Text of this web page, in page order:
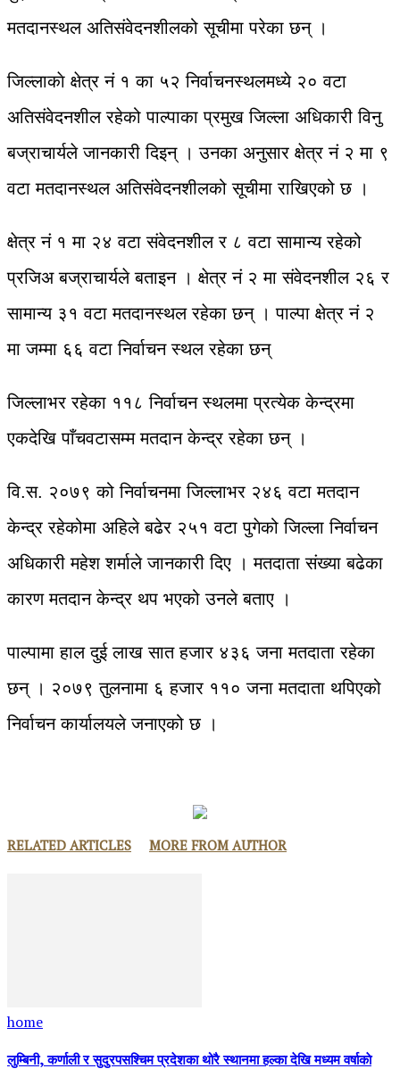
मतदानस्थल अतिसंवेदनशीलको सूचीमा परेका छन् ।
जिल्लाकाे क्षेत्र नं १ का ५२ निर्वाचनस्थलमध्ये २० वटा
अतिसंवेदनशील रहेको पाल्पाका प्रमुख जिल्ला अधिकारी विनु
बज्राचार्यले जानकारी दिइन् । उनका अनुसार क्षेत्र नं २ मा ९
वटा मतदानस्थल अतिसंवेदनशीलको सूचीमा राखिएको छ ।
क्षेत्र नं १ मा २४ वटा संवेदनशील र ८ वटा सामान्य रहेको
प्रजिअ बज्राचार्यले बताइन । क्षेत्र नं २ मा संवेदनशील २६ र
सामान्य ३१ वटा मतदानस्थल रहेका छन् । पाल्पा क्षेत्र नं २
मा जम्मा ६६ वटा निर्वाचन स्थल रहेका छन्
जिल्लाभर रहेका ११८ निर्वाचन स्थलमा प्रत्येक केन्द्रमा
एकदेखि पाँचवटासम्म मतदान केन्द्र रहेका छन् ।
वि.स. २०७९ को निर्वाचनमा जिल्लाभर २४६ वटा मतदान
केन्द्र रहेकोमा अहिले बढेर २५१ वटा पुगेको जिल्ला निर्वाचन
अधिकारी महेश शर्माले जानकारी दिए । मतदाता संख्या बढेका
कारण मतदान केन्द्र थप भएको उनले बताए ।
पाल्पामा हाल दुई लाख सात हजार ४३६ जना मतदाता रहेका
छन् । २०७९ तुलनामा ६ हजार ११० जना मतदाता थपिएको
निर्वाचन कार्यालयले जनाएको छ ।
RELATED ARTICLES MORE FROM AUTHOR
home
लुम्बिनी, कर्णाली र सुदुरपसश्चिम प्रदेशका थोरै स्थानमा हल्का देखि मध्यम वर्षाकाे